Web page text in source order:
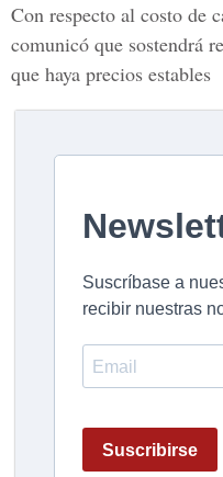
Con respecto al costo de
comunicó que sostendrá
que haya precios estables